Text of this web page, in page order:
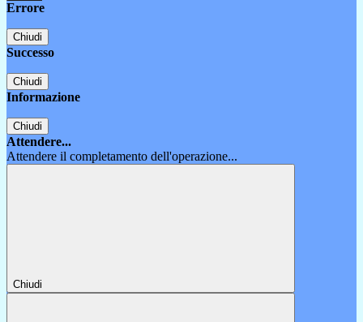
Errore
Chiudi
Successo
Chiudi
Informazione
Chiudi
Attendere...
Attendere il completamento dell'operazione...
Chiudi